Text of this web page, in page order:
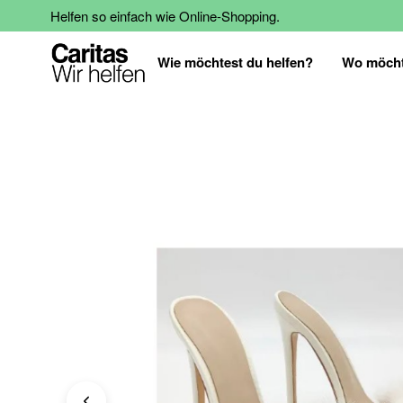
Helfen so einfach wie Online-Shopping.
Wie möchtest du helfen? Wo